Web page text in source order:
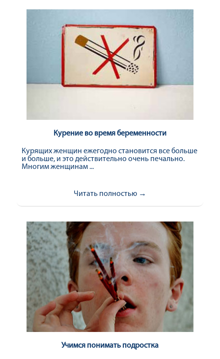
Курение во время беременности
Курящих женщин ежегодно становится все больше
и больше, и это действительно очень печально.
Многим женщинам ...
Читать полностью →
Учимся понимать подростка